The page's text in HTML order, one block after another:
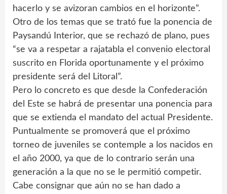
hacerlo y se avizoran cambios en el horizonte”.
Otro de los temas que se trató fue la ponencia de
Paysandú Interior, que se rechazó de plano, pues
“se va a respetar a rajatabla el convenio electoral
suscrito en Florida oportunamente y el próximo
presidente será del Litoral”.
Pero lo concreto es que desde la Confederación
del Este se habrá de presentar una ponencia para
que se extienda el mandato del actual Presidente.
Puntualmente se promoverá que el próximo
torneo de juveniles se contemple a los nacidos en
el año 2000, ya que de lo contrario serán una
generación a la que no se le permitió competir.
Cabe consignar que aún no se han dado a